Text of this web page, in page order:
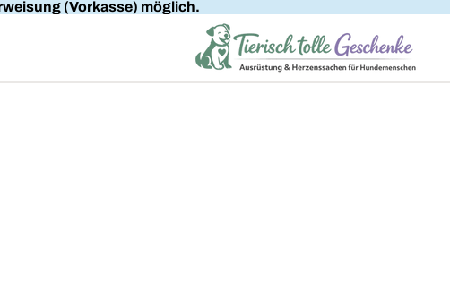
(Vorkasse) möglich.